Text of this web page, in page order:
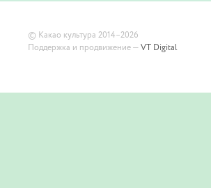
© Какао культура 2014–2026
Поддержка и продвижение — VT Digital